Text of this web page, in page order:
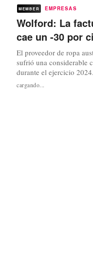
MEMBER EMPRESAS
Wolford: La
cae un -30 por
El proveedor de ropa
sufrió una considerable
durante el ejercicio
preliminares aún no
2024 ascendió a 88
cargando...